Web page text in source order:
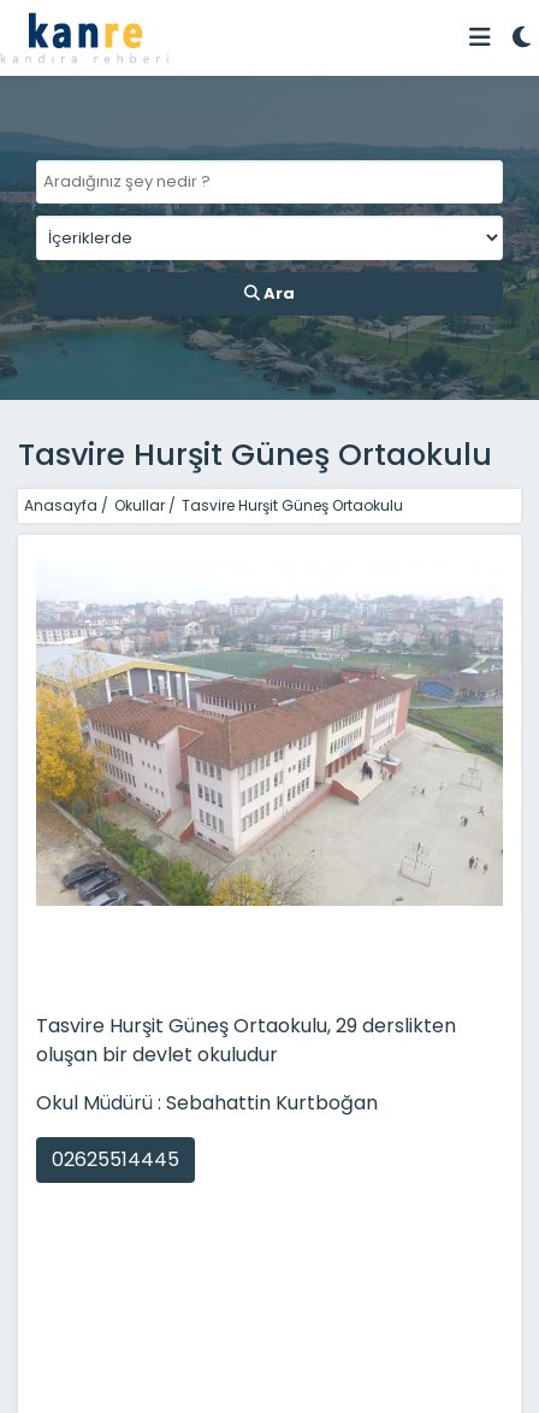
Ara
Tasvire Hurşit Güneş Ortaokulu
Anasayfa / Okullar / Tasvire Hurşit Güneş Ortaokulu
Tasvire Hurşit Güneş Ortaokulu, 29 derslikten
oluşan bir devlet okuludur
Okul Müdürü : Sebahattin Kurtboğan
02625514445